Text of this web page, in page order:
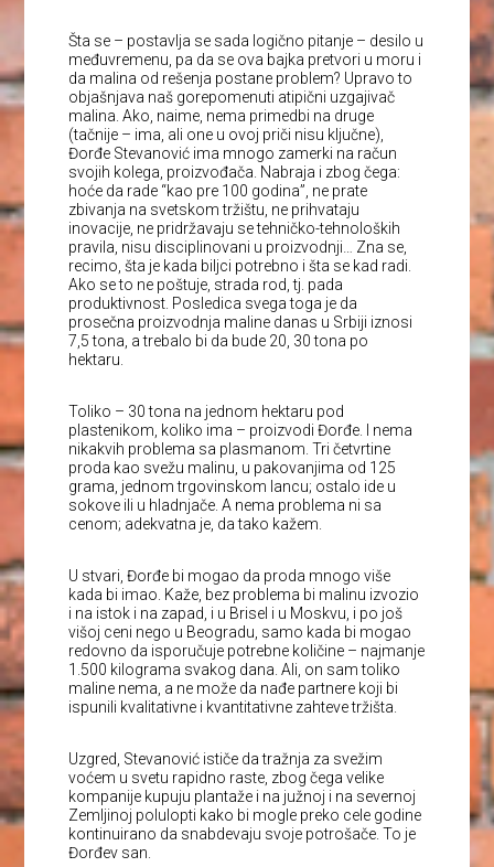
Šta se – postavlja se sada logično pitanje – desilo u
međuvremenu, pa da se ova bajka pretvori u moru i
da malina od rešenja postane problem? Upravo to
objašnjava naš gorepomenuti atipični uzgajivač
malina. Ako, naime, nema primedbi na druge
(tačnije – ima, ali one u ovoj priči nisu ključne),
Đorđe Stevanović ima mnogo zamerki na račun
svojih kolega, proizvođača. Nabraja i zbog čega:
hoće da rade “kao pre 100 godina”, ne prate
zbivanja na svetskom tržištu, ne prihvataju
inovacije, ne pridržavaju se tehničko-tehnoloških
pravila, nisu disciplinovani u proizvodnji… Zna se,
recimo, šta je kada biljci potrebno i šta se kad radi.
Ako se to ne poštuje, strada rod, tj. pada
produktivnost. Posledica svega toga je da
prosečna proizvodnja maline danas u Srbiji iznosi
7,5 tona, a trebalo bi da bude 20, 30 tona po
hektaru.
Toliko – 30 tona na jednom hektaru pod
plastenikom, koliko ima – proizvodi Đorđe. I nema
nikakvih problema sa plasmanom. Tri četvrtine
proda kao svežu malinu, u pakovanjima od 125
grama, jednom trgovinskom lancu; ostalo ide u
sokove ili u hladnjače. A nema problema ni sa
cenom; adekvatna je, da tako kažem.
U stvari, Đorđe bi mogao da proda mnogo više
kada bi imao. Kaže, bez problema bi malinu izvozio
i na istok i na zapad, i u Brisel i u Moskvu, i po još
višoj ceni nego u Beogradu, samo kada bi mogao
redovno da isporučuje potrebne količine – najmanje
1.500 kilograma svakog dana. Ali, on sam toliko
maline nema, a ne može da nađe partnere koji bi
ispunili kvalitativne i kvantitativne zahteve tržišta.
Uzgred, Stevanović ističe da tražnja za svežim
voćem u svetu rapidno raste, zbog čega velike
kompanije kupuju plantaže i na južnoj i na severnoj
Zemljinoj polulopti kako bi mogle preko cele godine
kontinuirano da snabdevaju svoje potrošače. To je
Đorđev san.